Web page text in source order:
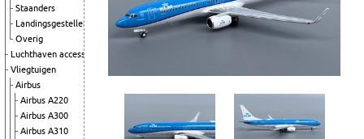
Staanders
Landingsgestellen
Overig
Luchthaven accessoires
Vliegtuigen
Airbus
Airbus A220
Airbus A300
Airbus A310